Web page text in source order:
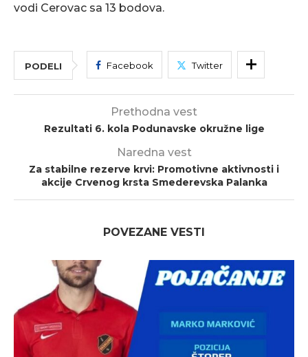
vodi Cerovac sa 13 bodova.
PODELI Facebook Twitter
Prethodna vest
Rezultati 6. kola Podunavske okružne lige
Naredna vest
Za stabilne rezerve krvi: Promotivne aktivnosti i
akcije Crvenog krsta Smederevska Palanka
POVEZANE VESTI